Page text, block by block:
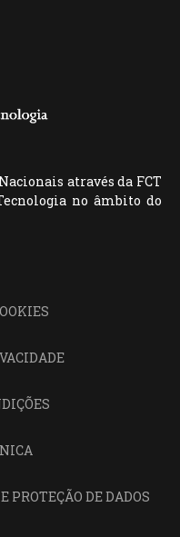
através da FCT
no âmbito do
PROTEÇÃO DE DADOS